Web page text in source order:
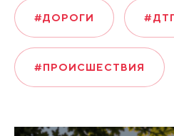
#ДОРОГИ
#ПРОИСШЕСТВИЯ